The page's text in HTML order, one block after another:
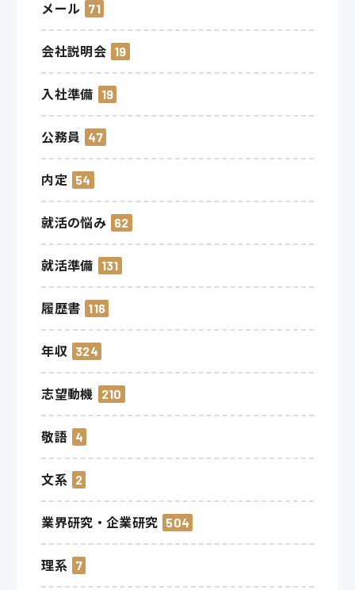
メール 71
会社説明会 19
入社準備 19
公務員 47
内定 54
就活の悩み 62
就活準備 131
履歴書 116
年収 324
志望動機 210
敬語 4
文系 2
業界研究・企業研究 504
理系 7